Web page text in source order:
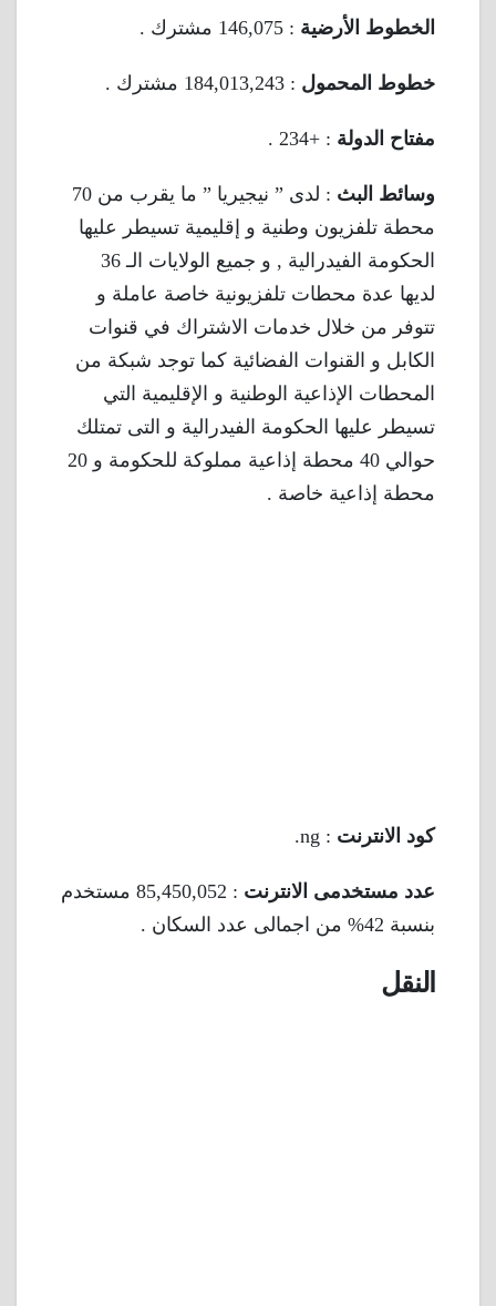
الخطوط الأرضية : 146,075 مشترك .
خطوط المحمول : 184,013,243 مشترك .
مفتاح الدولة : +234 .
وسائط البث
: لدى ” نيجيريا ” ما يقرب من 70
محطة تلفزيون وطنية و إقليمية تسيطر عليها
الحكومة الفيدرالية , و جميع الولايات الـ 36
لديها عدة محطات تلفزيونية خاصة عاملة و
تتوفر من خلال خدمات الاشتراك في قنوات
الكابل و القنوات الفضائية كما توجد شبكة من
المحطات الإذاعية الوطنية و الإقليمية التي
تسيطر عليها الحكومة الفيدرالية و التى تمتلك
حوالي 40 محطة إذاعية مملوكة للحكومة و 20
محطة إذاعية خاصة .
كود الانترنت : ng.
عدد مستخدمى الانترنت
: 85,450,052 مستخدم
بنسبة 42% من اجمالى عدد السكان .
النقل